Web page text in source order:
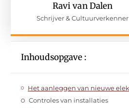
Ravi van Dalen
Schrijver & Cultuurverkenner
Inhoudsopgave :
Controles van installaties